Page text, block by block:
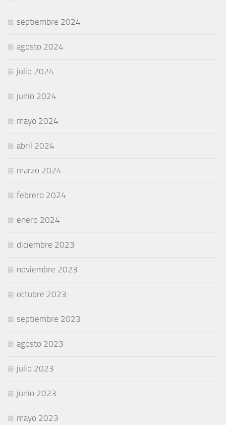
septiembre 2024
agosto 2024
julio 2024
junio 2024
mayo 2024
abril 2024
marzo 2024
febrero 2024
enero 2024
diciembre 2023
noviembre 2023
octubre 2023
septiembre 2023
agosto 2023
julio 2023
junio 2023
mayo 2023